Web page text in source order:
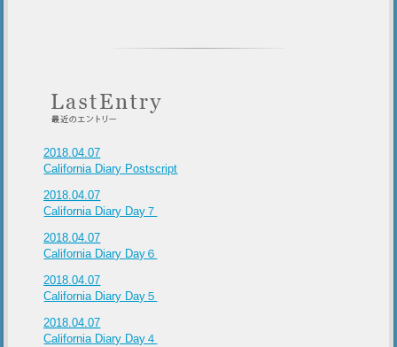
2018.04.07
California Diary Postscript
2018.04.07
California Diary Day７
2018.04.07
California Diary Day６
2018.04.07
California Diary Day５
2018.04.07
California Diary Day４